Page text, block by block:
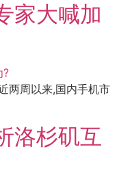
家大喊加
两周以来,国内手机市
洛杉矶互